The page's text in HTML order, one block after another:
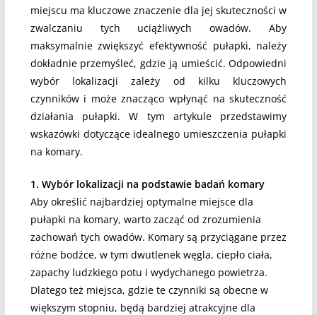
miejscu ma kluczowe znaczenie dla jej skuteczności w
zwalczaniu tych uciążliwych owadów. Aby
maksymalnie zwiększyć efektywność pułapki, należy
dokładnie przemyśleć, gdzie ją umieścić. Odpowiedni
wybór lokalizacji zależy od kilku kluczowych
czynników i może znacząco wpłynąć na skuteczność
działania pułapki. W tym artykule przedstawimy
wskazówki dotyczące idealnego umieszczenia pułapki
na komary.
1. Wybór lokalizacji na podstawie badań komary
Aby określić najbardziej optymalne miejsce dla
pułapki na komary, warto zacząć od zrozumienia
zachowań tych owadów. Komary są przyciągane przez
różne bodźce, w tym dwutlenek węgla, ciepło ciała,
zapachy ludzkiego potu i wydychanego powietrza.
Dlatego też miejsca, gdzie te czynniki są obecne w
większym stopniu, będą bardziej atrakcyjne dla